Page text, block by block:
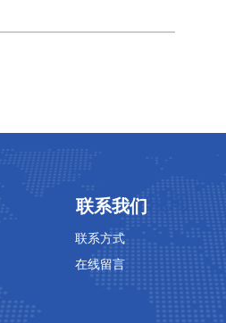
联系方式
在线留言
专业领域
联系我们